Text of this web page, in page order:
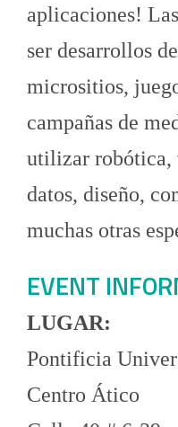
aplicaciones!
ser desarrollos
micrositios,
campañas de
utilizar robótica,
datos, diseño,
muchas otras
EVENT
LUGAR:
Pontificia
Centro Ático